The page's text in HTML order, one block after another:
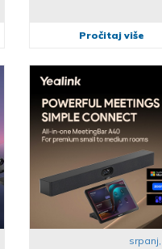
Pročitaj više